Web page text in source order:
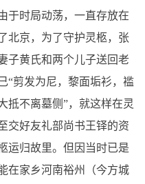
于时局动荡，一直存放在
北京，为了守护灵柩，张
子黄氏和两个儿子送回老
“剪发为尼，黎面垢衫，褴
抵不离墓侧”，就这样在灵
交好友礼部尚书王铎的资
运归故里。但因当时已是
在家乡河南裕州（今方城